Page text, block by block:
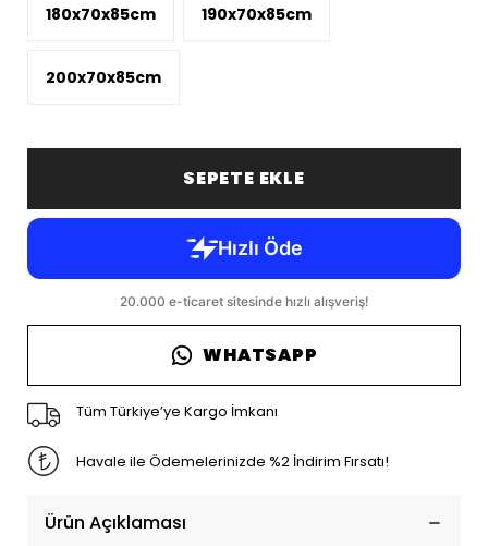
180x70x85cm 190x70x85cm
200x70x85cm
SEPETE EKLE
WHATSAPP
Tüm Türkiye’ye Kargo İmkanı
Havale ile Ödemelerinizde %2 İndirim Fırsatı!
Ürün Açıklaması